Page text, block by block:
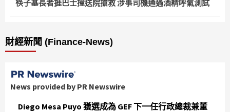
筷子基長者捱巴士撞送院搶救 涉事司機通過酒精呼氣測試
財經新聞 (Finance-News)
News provided by PR Newswire
Diego Mesa Puyo 獲選成為 GEF 下一任行政總裁兼董